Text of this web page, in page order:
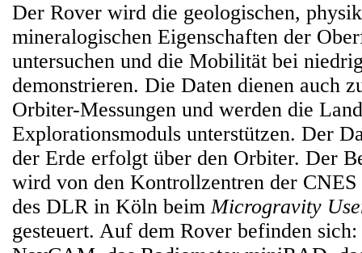
Der Rover wird die geologischen,
mineralogischen Eigenschaften der
untersuchen und die Mobilität bei
demonstrieren. Die Daten dienen auch
Orbiter-Messungen und werden die
Explorationsmoduls unterstützen. Der
der Erde erfolgt über den Orbiter. Der
wird von den Kontrollzentren der CNES
des DLR in Köln beimMicrogravity
gesteuert. Auf dem Rover befinden